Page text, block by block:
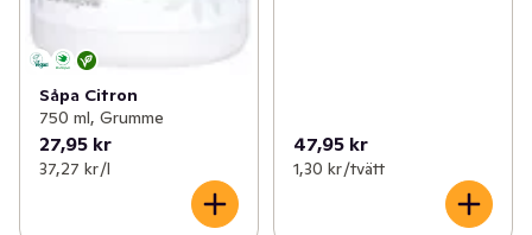
Såpa Citron
750 ml, Grumme
27,95 kr
37,27 kr /l
47,95 kr
1,30 kr /tvätt